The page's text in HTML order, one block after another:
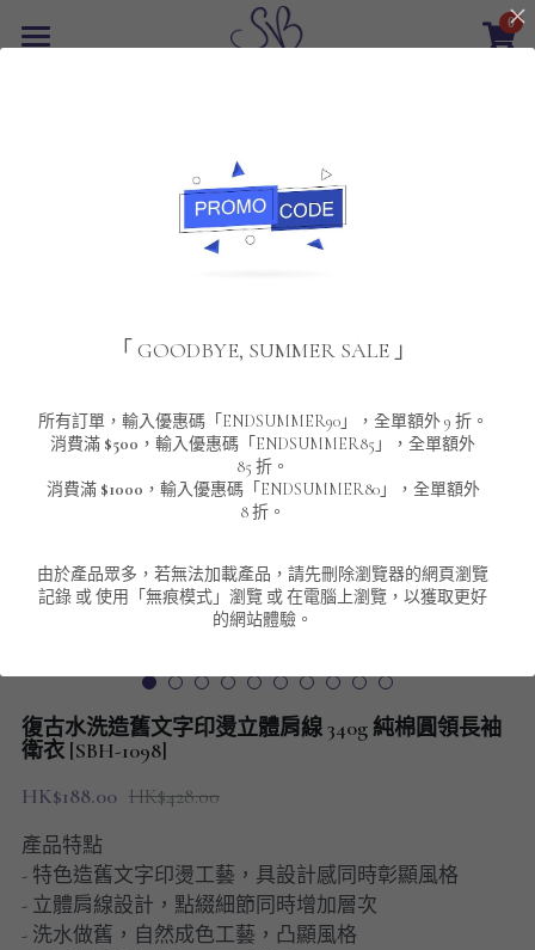
0
重磅純色長袖 T-SHIRT 系列
重磅純色短袖 T-SHIRT 系列
重磅純色 衛衣 系列
男裝恤衫
長袖恤衫
男裝 T-Shirt
長袖 T-SHIRT
短袖 POLO T-Shirt
針織外套
棒球外套
夾棉外套
男裝衛衣
連帽衛衣
長褲
九分褲
短褲
頸鏈及鏈墜
包袋
About Us
搜索
復古水洗造舊文字印燙立體肩線 340g 純棉圓領長袖
衛衣 [SBH-1098]
HK$188.00 HK$428.00
產品特點
- 特色造舊文字印燙工藝，具設計感同時彰顯風格
- 立體肩線設計，點綴細節同時增加層次
- 洗水做舊，自然成色工藝，凸顯風格
×
商品分類
重磅純色 短袖T-Shirt 系列
圓領衛衣
連帽衛衣
針織外套
配飾
頸鏈
男裝長袖T-SHIRT
HOT ITEMS
「 GOODBYE, SUMMER SALE 」
所有訂單，輸入優惠碼「ENDSUMMER90」，全單額外 9 折。
消費滿 $500 ，輸入優惠碼「ENDSUMMER85」，全單額外
85 折。
消費滿 $1000 ，輸入優惠碼「ENDSUMMER80」，全單額外
8 折。
由於產品眾多，若無法加載產品，請先刪除瀏覽器的網頁瀏覽
記錄 或 使用「無痕模式」瀏覽 或 在電腦上瀏覽，以獲取更好
的網站體驗。